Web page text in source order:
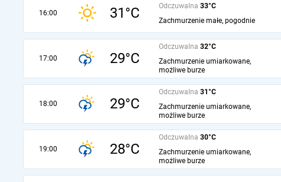
16:00 31°C Odczuwalna 33°C
Zachmurzenie małe, pogodnie
17:00 29°C
Odczuwalna 32°C
Zachmurzenie umiarkowane,
możliwe burze
18:00 29°C
Odczuwalna 31°C
Zachmurzenie umiarkowane,
możliwe burze
19:00 28°C
Odczuwalna 30°C
Zachmurzenie umiarkowane,
możliwe burze